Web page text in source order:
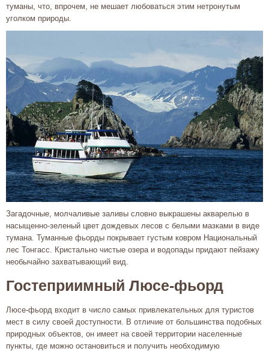
туманы, что, впрочем, не мешает любоваться этим нетронутым
уголком природы.
Загадочные, молчаливые заливы словно выкрашены акварелью в
насыщенно-зеленый цвет дождевых лесов с белыми мазками в виде
тумана. Туманные фьорды покрывает густым ковром Национальный
лес Тонгасс. Кристально чистые озера и водопады придают пейзажу
необычайно захватывающий вид.
Гостеприимный Люсе-фьорд
Люсе-фьорд входит в число самых привлекательных для туристов
мест в силу своей доступности. В отличие от большинства подобных
природных объектов, он имеет на своей территории населенные
пункты, где можно остановиться и получить необходимую